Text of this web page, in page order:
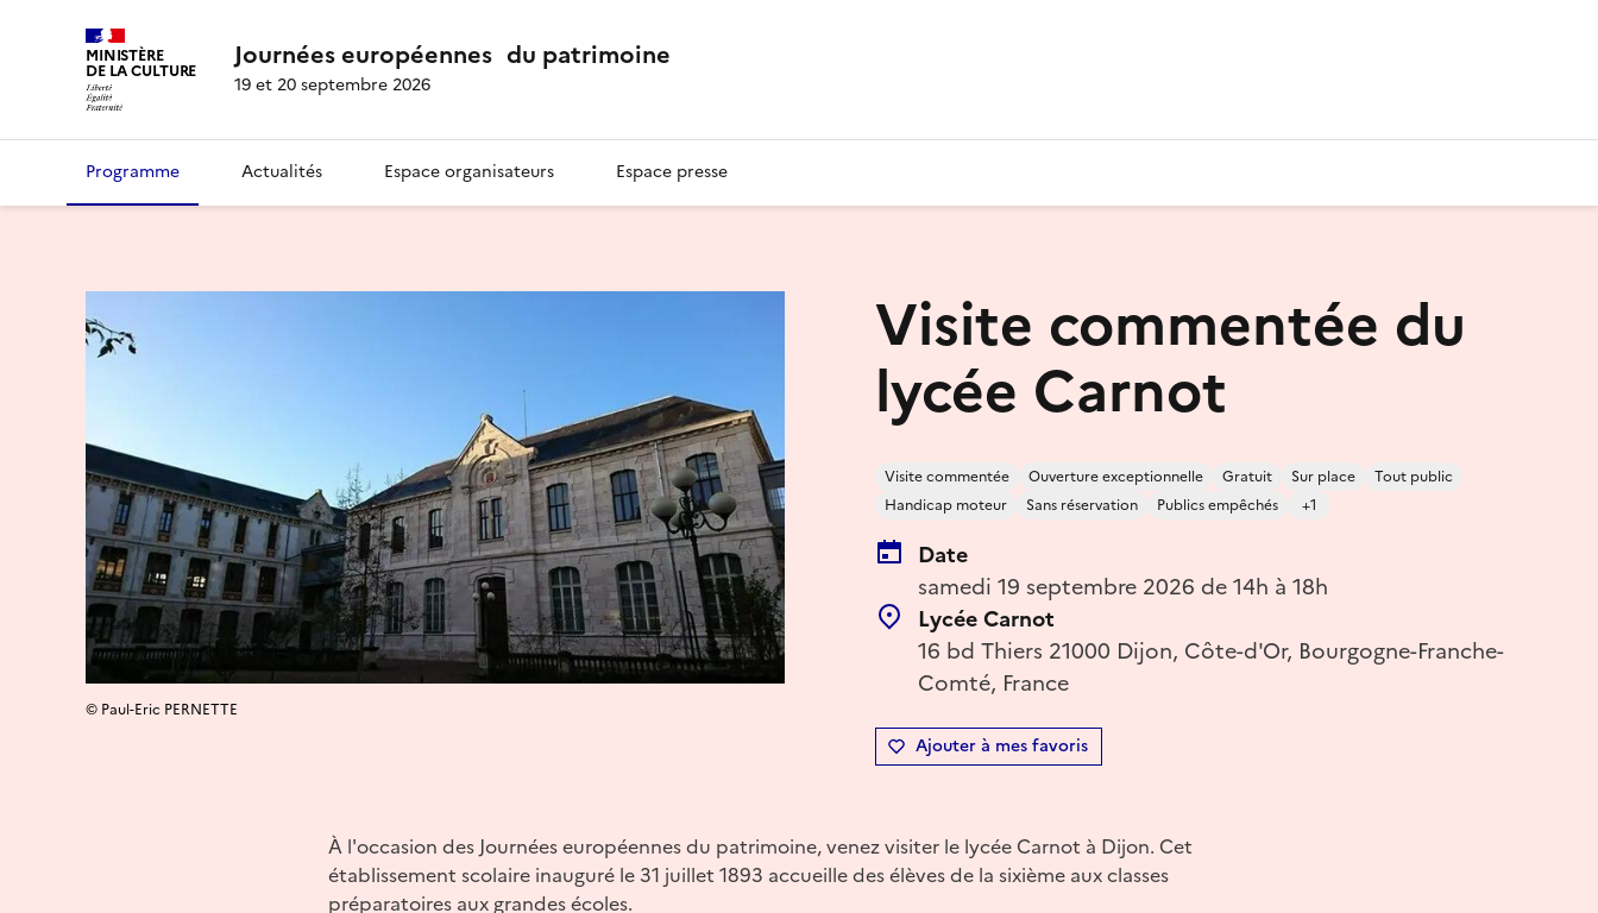
MINISTÈRE
DE LA CULTURE Journées européennes du patrimoine
19 et 20 septembre 2026
Programme Actualités Espace organisateurs Espace presse
Visite commentée du
lycée Carnot
Visite commentée Ouverture exceptionnelle Gratuit Sur place
Tout public
Handicap moteur
Sans réservation Publics empêchés +1
Date
samedi 19 septembre 2026 de 14h à 18h
Lycée Carnot
16 bd Thiers 21000 Dijon, Côte-d'Or, Bourgogne-Franche-
Comté, France
Ajouter à mes favoris
© Paul-Eric PERNETTE
À l'occasion des Journées européennes du patrimoine, venez visiter le lycée Carnot à Dijon. Cet
établissement scolaire inauguré le 31 juillet 1893 accueille des élèves de la sixième aux classes
préparatoires aux grandes écoles.